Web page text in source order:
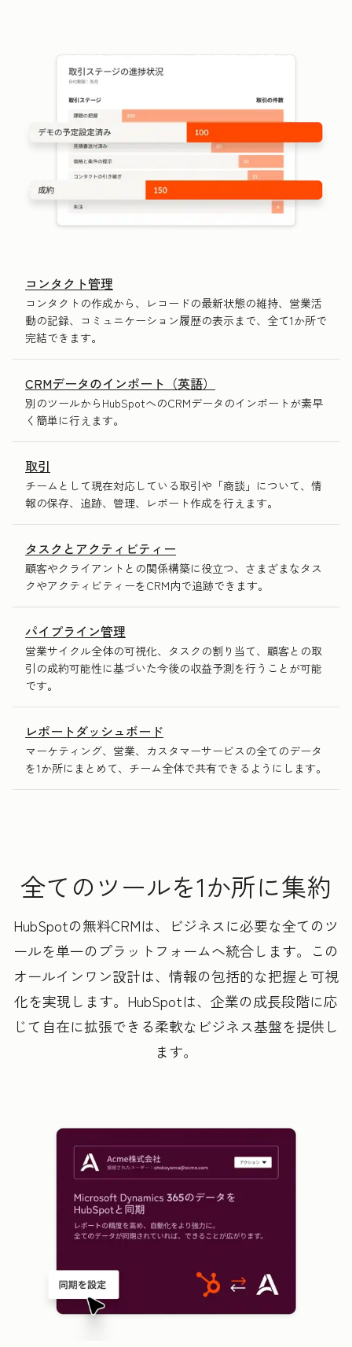
コンタクト管理
コンタクトの作成から、レコードの最新状態の維持、営業活
動の記録、コミュニケーション履歴の表示まで、全て1か所で
完結できます。
CRMデータのインポート（英語）
別のツールからHubSpotへのCRMデータのインポートが素早
く簡単に行えます。
取引
チームとして現在対応している取引や「商談」について、情
報の保存、追跡、管理、レポート作成を行えます。
タスクとアクティビティー
顧客やクライアントとの関係構築に役立つ、さまざまなタス
クやアクティビティーをCRM内で追跡できます。
パイプライン管理
営業サイクル全体の可視化、タスクの割り当て、顧客との取
引の成約可能性に基づいた今後の収益予測を行うことが可能
です。
レポートダッシュボード
マーケティング、営業、カスタマーサービスの全てのデータ
を1か所にまとめて、チーム全体で共有できるようにします。
全てのツールを1か所に集約
HubSpotの無料CRMは、ビジネスに必要な全てのツ
ールを単一のプラットフォームへ統合します。この
オールインワン設計は、情報の包括的な把握と可視
化を実現します。HubSpotは、企業の成長段階に応
じて自在に拡張できる柔軟なビジネス基盤を提供し
ます。